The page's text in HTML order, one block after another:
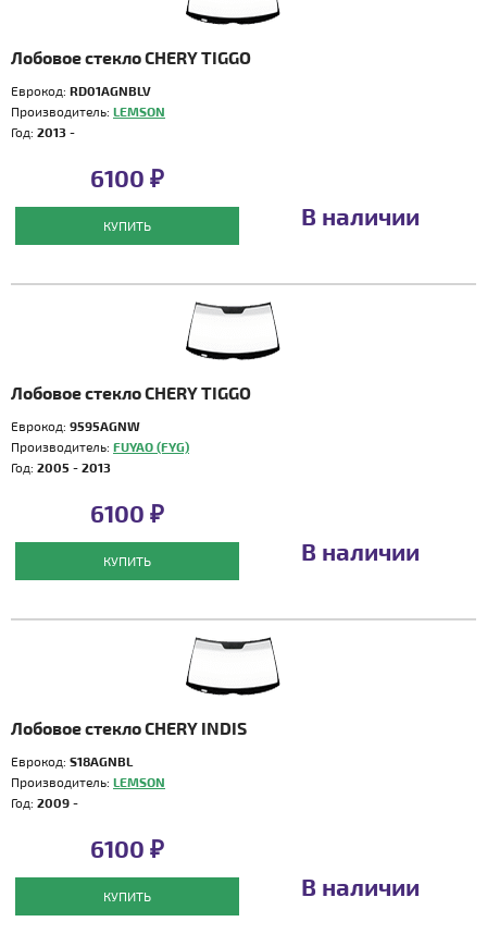
Лобовое стекло CHERY TIGGO
Еврокод: RD01AGNBLV
Производитель: LEMSON
Год: 2013 -
6100 ₽
КУПИТЬ В наличии
Лобовое стекло CHERY TIGGO
Еврокод: 9595AGNW
Производитель: FUYAO (FYG)
Год: 2005 - 2013
6100 ₽
КУПИТЬ В наличии
Лобовое стекло CHERY INDIS
Еврокод: S18AGNBL
Производитель: LEMSON
Год: 2009 -
6100 ₽
КУПИТЬ В наличии